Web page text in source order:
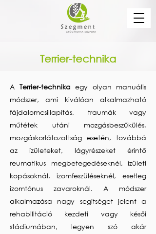
Terrier-technika
A Terrier-technika egy olyan manuális
módszer, ami kiválóan alkalmazható
fájdalomcsillapítás, traumák vagy
műtétek utáni mozgásbeszűkülés,
mozgáskorlátozottság esetén, továbbá
az ízületeket, lágyrészeket érintő
reumatikus megbetegedéseknél, ízületi
kopásoknál, izomfeszüléseknél, esetleg
izomtónus zavaroknál. A módszer
alkalmazása nagy segítséget jelent a
rehabilitáció kezdeti vagy késői
stádiumában, legyen szó akár